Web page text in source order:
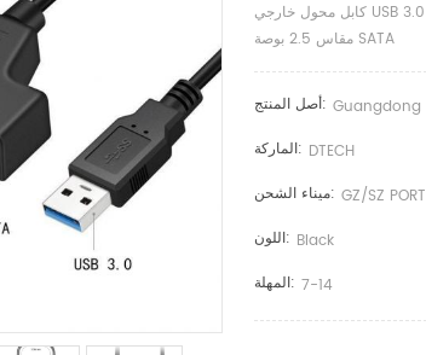
كابل محول خارجي USB 3.0 إلى SATA 22Pin لجهاز كمبيوتر محرك أقراص ثابت خارجي
مقاس 2.5 بوصة SATA
أصل المنتج: Guangdong
الماركة: DTECH
ميناء الشحن: GZ/SZ PORT
اللون: Black
المهلة: 7-14